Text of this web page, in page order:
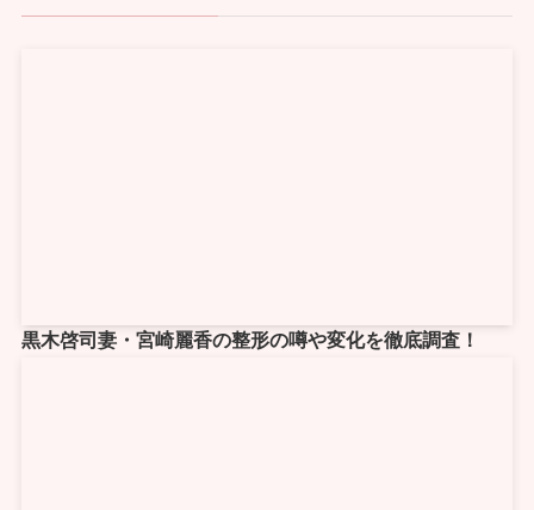
黒木啓司妻・宮崎麗香の整形の噂や変化を徹底調査！